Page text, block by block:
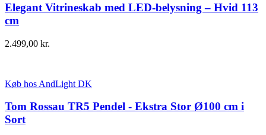
Elegant Vitrineskab med LED-belysning – Hvid 113
cm
2.499,00 kr.
Køb hos AndLight DK
Tom Rossau TR5 Pendel - Ekstra Stor Ø100 cm i
Sort